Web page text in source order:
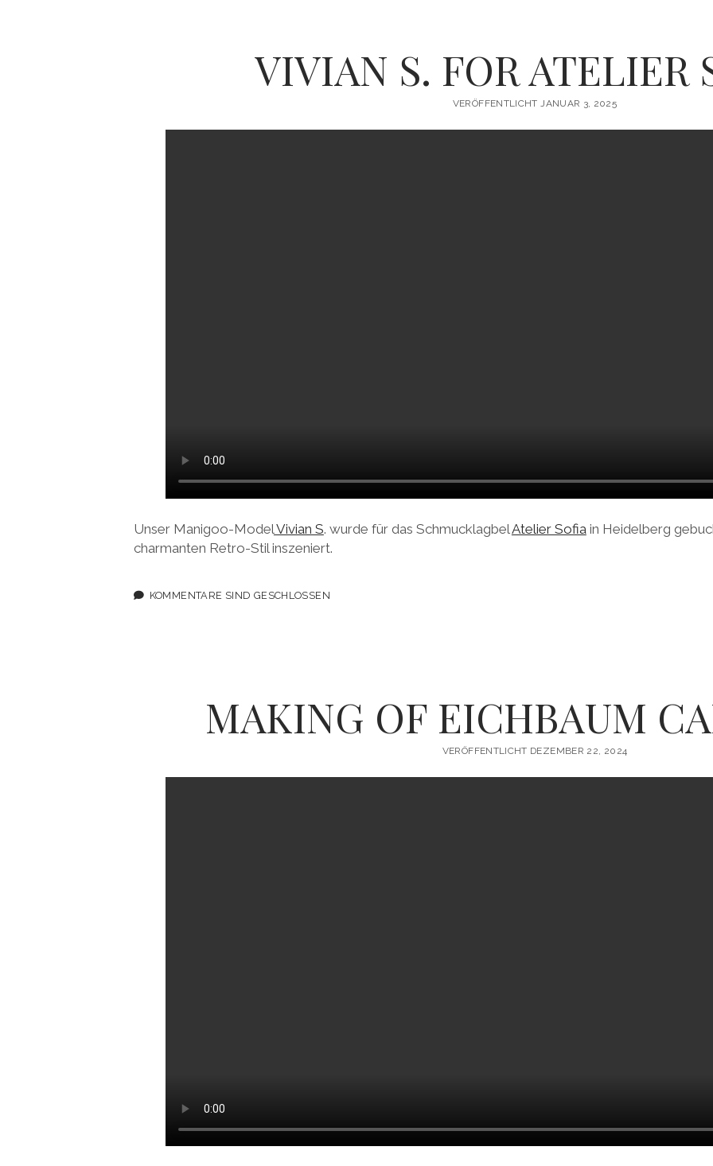
VIVIAN S. FOR ATELIER
VERÖFFENTLICHT JANUAR 3, 2025
Unser Manigoo-ModelVivian S. wurde für das SchmucklagbelAtelier Sofiain Heidelberg
charmanten Retro-Stil inszeniert.
KOMMENTARE SIND GESCHLOSSEN
MAKING OF EICHBAUM
VERÖFFENTLICHT DEZEMBER 22, 2024